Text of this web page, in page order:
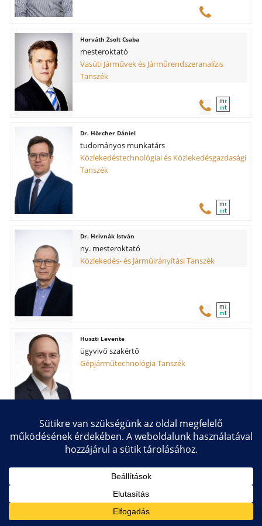
Horváth Zsolt Csaba
mesteroktató
Vasúti Járművek és Járműrendszeranalízis
Tanszék
mt
mt
Hörcher Dániel
tudományos munkatárs
Közlekedéstechnológiai és Közlekedésgazdasági
Tanszék
mt
mt
Hrivnák István
ny. mesteroktató
Közlekedés- és Járműirányítási Tanszék
mt
mt
Huszti Levente
ügyvivő szakértő
Gépjárműtechnológia Tanszék
Jáger Rebeka Anna
PhD hallgató
Közlekedés- és Járműirányítási Tanszék